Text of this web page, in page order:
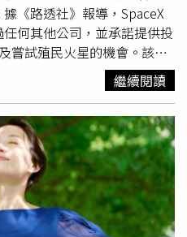
屬圓環元素，直接把臥室變
）FENDI Casa這一季做的
生活提案：用色彩說情緒、
原來真正的時髦，不只穿在
《路透社》報導，SpaceX
何其他公司，並承諾提供投
嘗試殖民火星的機會。該公
署到軌道上，同時運營1個
上大部分地區能夠接入網際
爭。SpaceX此次上市的潛
前該公司剛與馬斯克的人工
交易，該交易將SpaceX估值
「Grok」的開發商xAI估值定
的透露，SpaceX將於4月
究分析師親自出席。消息人
排分析師選擇性參觀位於田
繼續閱讀